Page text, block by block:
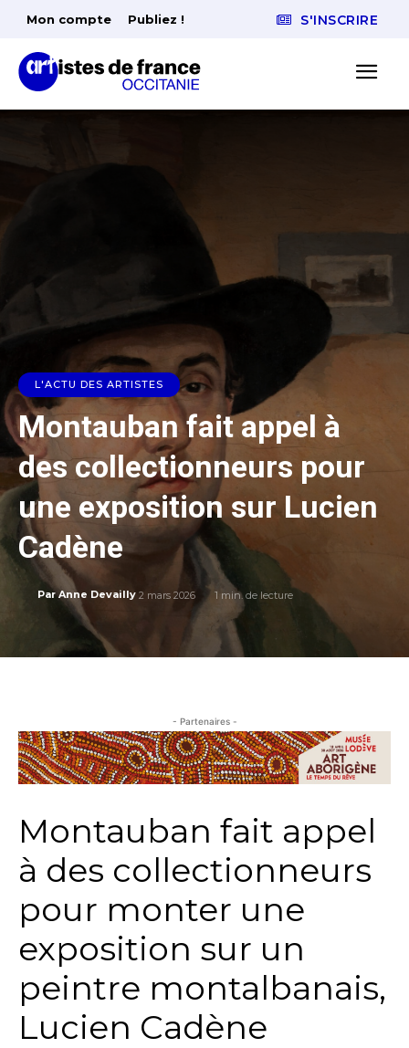
Mon compte Publiez ! S'INSCRIRE
L'ACTU DES ARTISTES
Montauban fait appel à
des collectionneurs pour
une exposition sur Lucien
Cadène
Par Anne Devailly 2 mars 2026 1 min. de lecture
- Partenaires -
Montauban fait appel
à des collectionneurs
pour monter une
exposition sur un
peintre montalbanais,
Lucien Cadène